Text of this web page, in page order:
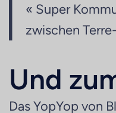
« Super
zwischen
Und
Das YopYop von